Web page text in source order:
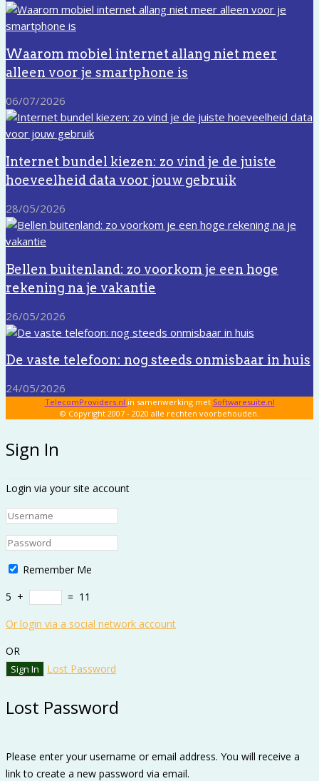
Waarom mobiel internet allang niet meer
alleen voor je smartphone is
06/07/2026
Internet bundel kiezen: zo vind je de juiste
hoeveelheid data voor jouw gebruik
28/05/2026
Bellen buitenland: zo voorkom je een hoge
rekening na je vakantie
26/05/2026
De vaste telefoon: nog steeds onmisbaar in huis
24/05/2026
TelecomProviders.nl in samenwerking met Softwaresuite.nl
© Copyright 2007 - 2020 alle rechten voorbehouden.
Sign In
Login via your site account
Remember Me
5 + = 11
Or login via a social network account
OR
Lost Password
Lost Password
Please enter your username or email address. You will receive a
link to create a new password via email.